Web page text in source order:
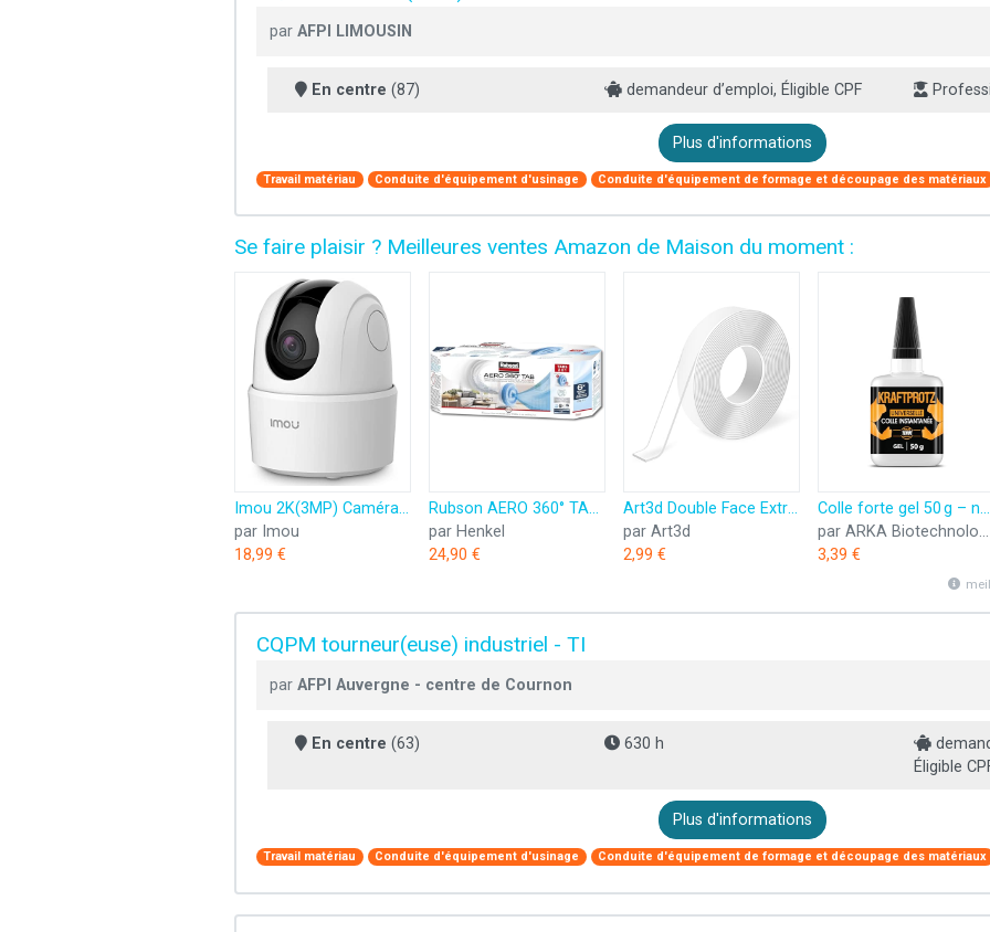
par AFPI LIMOUSIN
En centre (87) demandeur d’emploi, Éligible CPF
Plus d'informations
Travail matériau Conduite d'équipement d'usinage Conduite d'équipement de formage et découpage des matériaux
Se faire plaisir ? Meilleures ventes Amazon de Maison du moment :
Imou 2K(3MP) Caméra Surveillance WiFi Intérieure Caméra 360° Connectée Smartphone avec Détection Humaine AI Suivi Intelligent Sirène Audio Bidirectionnel Compatible Alexa pour Bébé/Animaux
par Imou
18,99 €
Rubson AERO 360° TAB, recharges en tabs neutres pour absorbeur d'humidité, ultra absorbantes et anti odeurs recharges pour déshumidificateurs AERO 360°, 6 x 450 g
par Henkel
24,90 €
Art3d Double Face Extra Fort (3Mètres), Ruban Adhésif Double Face Robuste,sans Traces,Amovible, Réutilisable, Lavable
par Art3d
2,99 €
Colle forte gel 50 g – ne coule pas & ultra précise – super glue résistante à l’eau, à la chaleur & aux vibrations – colle universelle plastique, bois, métal, verre – bouchon aiguille – KRAFTPROTZ
par ARKA Biotechnologie GmbH
3,39 €
CQPM tourneur(euse) industriel - TI
par AFPI Auvergne - centre de Cournon
En centre (63) 630 h
Éligible
Plus d'informations
Travail matériau Conduite d'équipement d'usinage Conduite d'équipement de formage et découpage des matériaux